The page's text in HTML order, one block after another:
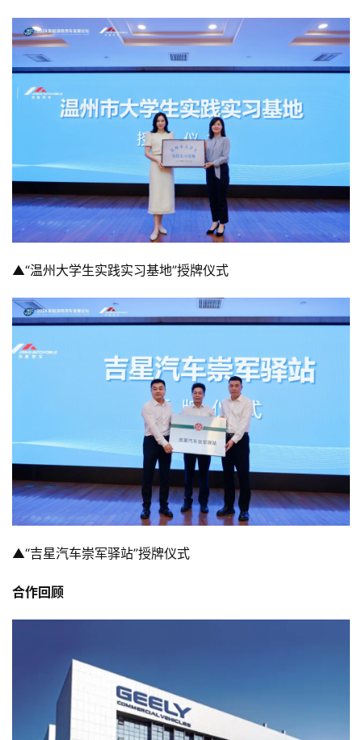
▲“温州大学生实践实习基地”授牌仪式
▲“吉星汽车崇军驿站”授牌仪式
合作回顾